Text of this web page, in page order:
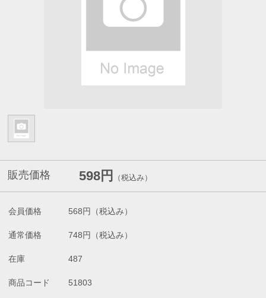
販売価格 598円 （税込み）
会員価格 568円 （税込み）
通常価格 748円 （税込み）
在庫 487
商品コード 51803